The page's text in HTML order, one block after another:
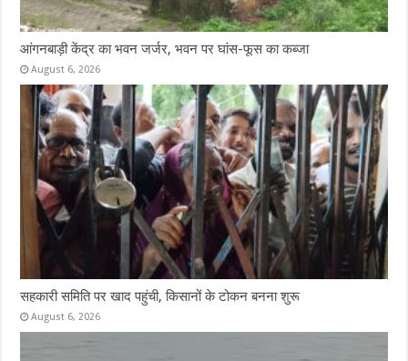
आंगनबाड़ी केंद्र का भवन जर्जर, भवन पर घांस-फूस का कब्जा
August 6, 2026
सहकारी समिति पर खाद पहुंची, किसानों के टोकन बनना शुरू
August 6, 2026